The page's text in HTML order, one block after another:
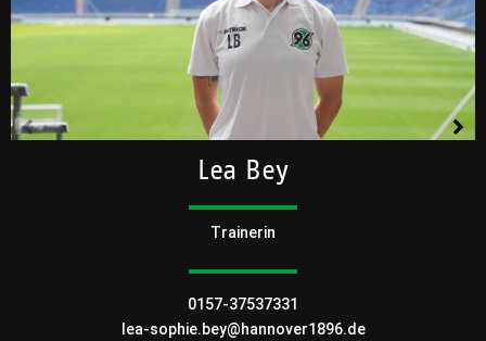
Lea Bey
Trainerin
0157-37537331
lea-sophie.bey@hannover1896.de